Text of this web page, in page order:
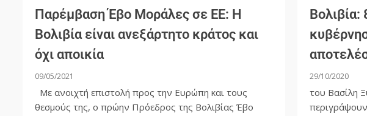
Παρέμβαση Έβο Μοράλες σε ΕΕ: H
Boλιβία είναι ανεξάρτητο κράτος και
όχι αποικία
09/05/2021
Mε ανοιχτή επιστολή προς την Ευρώπη και τους
θεσμούς της, ο πρώην Πρόεδρος της Βολιβίας Έβο
Βολιβία:
29/10/2020
του Βασίλη